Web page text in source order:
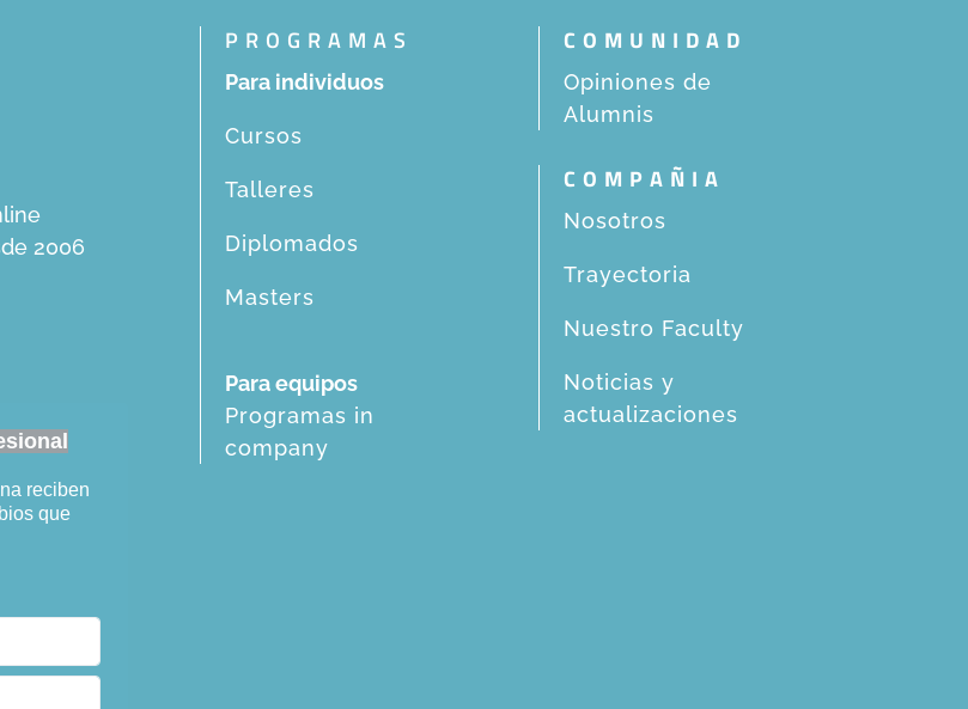
2006
reciben
que
PROGRAMAS
Para individuos
Cursos
Talleres
Diplomados
Masters
Para equipos
Programas in
company
COMUNIDAD
Opiniones de
Alumnis
COMPAÑIA
Nosotros
Trayectoria
Nuestro Faculty
Noticias y
actualizaciones